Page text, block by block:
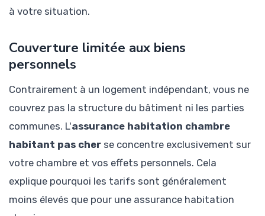
à votre situation.
Couverture limitée aux biens
personnels
Contrairement à un logement indépendant, vous ne
couvrez pas la structure du bâtiment ni les parties
communes. L'assurance habitation chambre
habitant pas cher se concentre exclusivement sur
votre chambre et vos effets personnels. Cela
explique pourquoi les tarifs sont généralement
moins élevés que pour une assurance habitation